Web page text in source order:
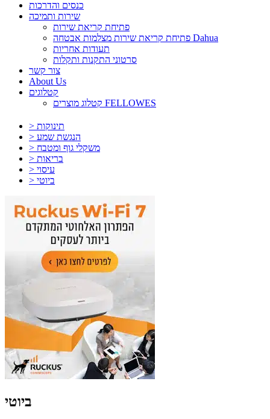
כנסים והדרכות
שירות ותמיכה
פתיחת קריאת שירות
פתיחת קריאת שירות מצלמות אבטחה Dahua
תעודות אחריות
סרטוני התקנות ותקלות
צור קשר
About Us
קטלוגים
קטלוג מוצרים FELLOWES
> תינוקות
> הנגשת שמע
> משקלי גוף ומטבח
> בריאות
> עיסוי
> ביוטי
ביוטי